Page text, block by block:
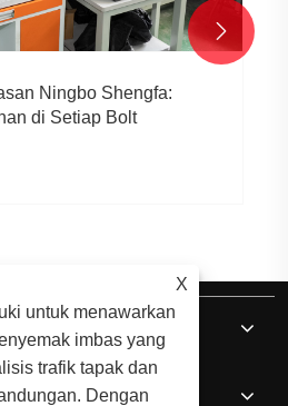
Ningbo Shengfa:
di Setiap Bolt

X
untuk menawarkan
imbas yang
trafik tapak dan
Dengan